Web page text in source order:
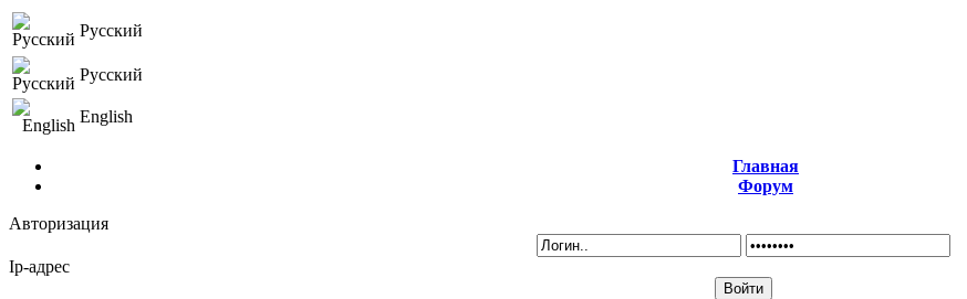
Русский
Русский
English
Главная
Форум
Авторизация
Ip-адрес